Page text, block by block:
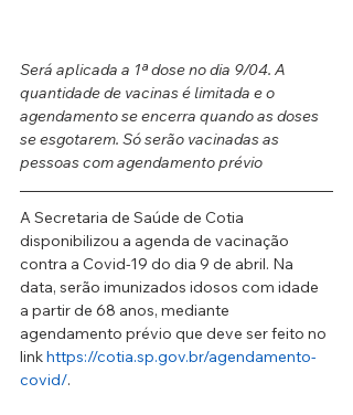
Será aplicada a 1ª dose no dia 9/04. A
quantidade de vacinas é limitada e o
agendamento se encerra quando as doses
se esgotarem. Só serão vacinadas as
pessoas com agendamento prévio
A Secretaria de Saúde de Cotia
disponibilizou a agenda de vacinação
contra a Covid-19 do dia 9 de abril. Na
data, serão imunizados idosos com idade
a partir de 68 anos, mediante
agendamento prévio que deve ser feito no
link https://cotia.sp.gov.br/agendamento-
covid/.